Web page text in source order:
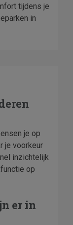
tijdens je
in
je op
je voorkeur
inzichtelijk
op
er in